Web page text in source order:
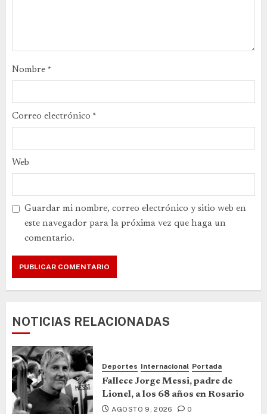
Nombre *
Correo electrónico *
Web
Guardar mi nombre, correo electrónico y sitio web en
este navegador para la próxima vez que haga un
comentario.
NOTICIAS RELACIONADAS
Deportes Internacional Portada
Fallece Jorge Messi, padre de
Lionel, a los 68 años en Rosario
AGOSTO 9, 2026 0